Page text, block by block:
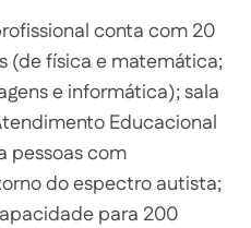
conta com 20
(de física e matemática;
e informática); sala
Educacional
pessoas com
do espectro autista;
para 200